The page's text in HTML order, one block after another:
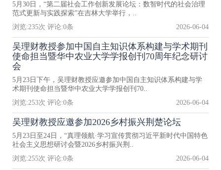
5月30日，“第二届社会工作创新发展论坛：数智时代的社会治理
范式更新与实践探索”在吉林大学举行，..
浏览:235次 评论:0条 2026-06-04
吴理财教授参加中国自主知识体系构建与学术期刊
使命担当暨华中农业大学学报创刊70周年纪念研讨
会
5月23日下午，吴理财教授应邀参加中国自主知识体系构建与学
术期刊使命担当暨华中农业大学学报创刊70..
浏览:253次 评论:0条 2026-06-04
吴理财教授应邀参加2026乡村振兴荆楚论坛
5月23日至24日，“真理领航·学习宣传贯彻习近平新时代中国特色
社会主义思想研讨会暨2026乡村振兴荆..
浏览:255次 评论:0条 2026-06-04